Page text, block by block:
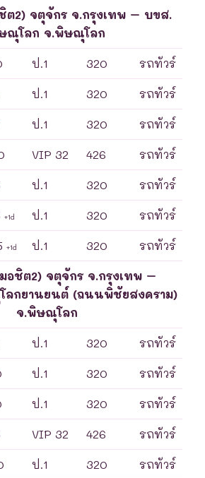
ต2) จตุจักร จ.กรุงเทพ – บขส.
ณุโลก จ.พิษณุโลก
ป.1 320 รถทัวร์
ป.1 320 รถทัวร์
ป.1 320 รถทัวร์
VIP 32 426 รถทัวร์
ป.1 320 รถทัวร์
+1d ป.1 320 รถทัวร์
+1d ป.1 320 รถทัวร์
อชิต2) จตุจักร จ.กรุงเทพ –
กยานยนต์ (ถนนพิชัยสงคราม)
จ.พิษณุโลก
ป.1 320 รถทัวร์
ป.1 320 รถทัวร์
ป.1 320 รถทัวร์
VIP 32 426 รถทัวร์
ป.1 320 รถทัวร์